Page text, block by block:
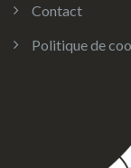
Contact
Politique de